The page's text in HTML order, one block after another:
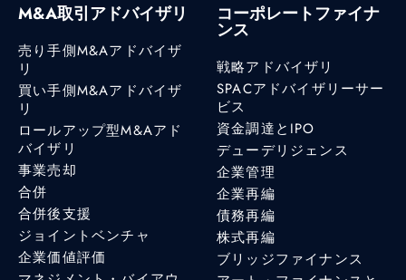
M&A取引アドバイザリ
売り手側M&Aアドバイザ
リ
買い手側M&Aアドバイザ
リ
ロールアップ型M&Aアド
バイザリ
事業売却
合併
合併後支援
ジョイントベンチャ
企業価値評価
コーポレートファイナ
ンス
戦略アドバイザリ
SPACアドバイザリーサー
ビス
資金調達とIPO
デューデリジェンス
企業管理
企業再編
債務再編
株式再編
ブリッジファイナンス